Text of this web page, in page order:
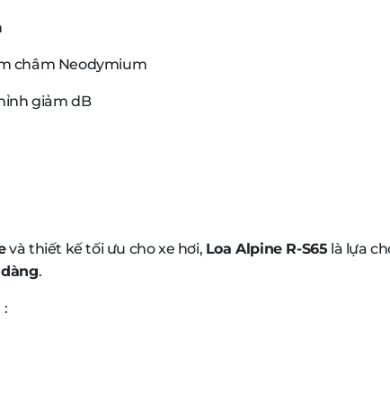
châm Neodymium
giảm dB
và thiết kế tối ưu cho xe hơi, Loa Alpine R-S65 là lựa
.
: